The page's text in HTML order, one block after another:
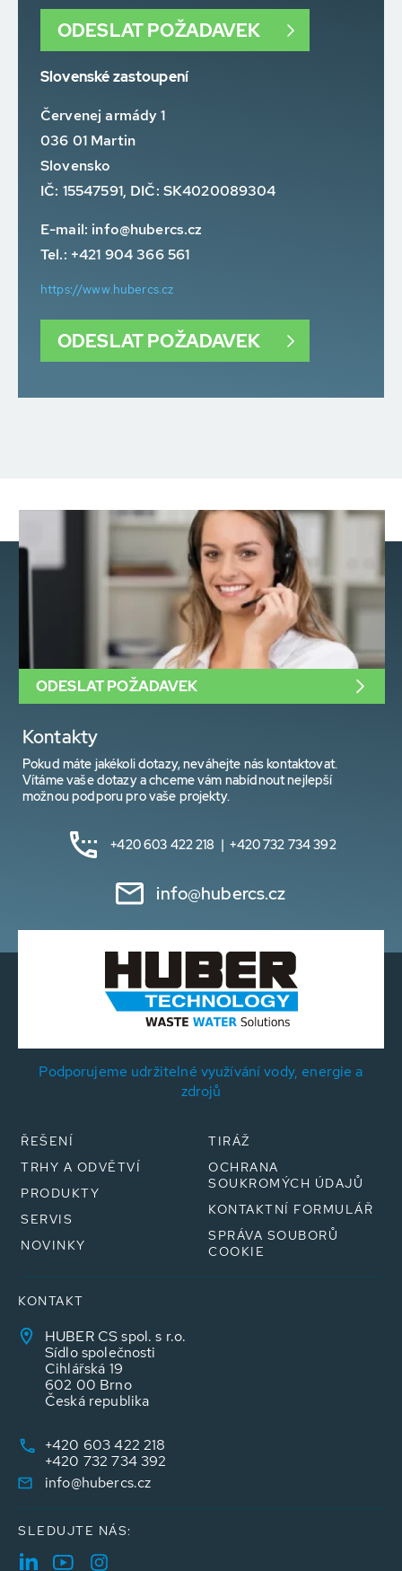
ODESLAT POŽADAVEK
Slovenské zastoupení
Červenej armády 1
036 01 Martin
Slovensko
IČ: 15547591, DIČ: SK4020089304
E-mail: info@hubercs.cz
Tel.: +421 904 366 561
https://www.hubercs.cz
ODESLAT POŽADAVEK
Kontakty
Pokud máte jakékoli dotazy, neváhejte nás kontaktovat.
Vítáme vaše dotazy a chceme vám nabídnout nejlepší
možnou podporu pro vaše projekty.
+420 603 422 218 | +420 732 734 392
info@hubercs.cz
ODESLAT POŽADAVEK
Podporujeme udržitelné využívání vody, energie a
zdrojů
ŘEŠENÍ
TRHY A ODVĚTVÍ
PRODUKTY
SERVIS
NOVINKY
TIRÁŽ
OCHRANA
SOUKROMÝCH ÚDAJŮ
KONTAKTNÍ FORMULÁŘ
SPRÁVA SOUBORŮ
COOKIE
KONTAKT
HUBER CS spol. s r.o.
Sídlo společnosti
Cihlářská 19
602 00 Brno
Česká republika
+420 603 422 218
+420 732 734 392
info@hubercs.cz
SLEDUJTE NÁS: